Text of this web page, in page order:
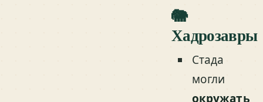
🐘
Хадрозавры
Стада
могли
окружать